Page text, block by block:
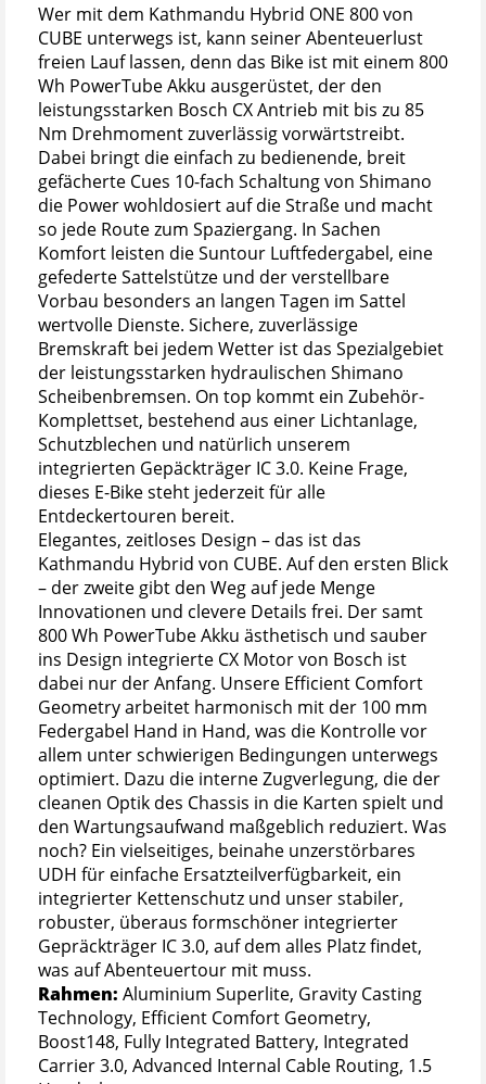
Wer mit dem Kathmandu Hybrid ONE 800 von
CUBE unterwegs ist, kann seiner Abenteuerlust
freien Lauf lassen, denn das Bike ist mit einem 800
Wh PowerTube Akku ausgerüstet, der den
leistungsstarken Bosch CX Antrieb mit bis zu 85
Nm Drehmoment zuverlässig vorwärtstreibt.
Dabei bringt die einfach zu bedienende, breit
gefächerte Cues 10-fach Schaltung von Shimano
die Power wohldosiert auf die Straße und macht
so jede Route zum Spaziergang. In Sachen
Komfort leisten die Suntour Luftfedergabel, eine
gefederte Sattelstütze und der verstellbare
Vorbau besonders an langen Tagen im Sattel
wertvolle Dienste. Sichere, zuverlässige
Bremskraft bei jedem Wetter ist das Spezialgebiet
der leistungsstarken hydraulischen Shimano
Scheibenbremsen. On top kommt ein Zubehör-
Komplettset, bestehend aus einer Lichtanlage,
Schutzblechen und natürlich unserem
integrierten Gepäckträger IC 3.0. Keine Frage,
dieses E-Bike steht jederzeit für alle
Entdeckertouren bereit.
Elegantes, zeitloses Design – das ist das
Kathmandu Hybrid von CUBE. Auf den ersten Blick
– der zweite gibt den Weg auf jede Menge
Innovationen und clevere Details frei. Der samt
800 Wh PowerTube Akku ästhetisch und sauber
ins Design integrierte CX Motor von Bosch ist
dabei nur der Anfang. Unsere Efficient Comfort
Geometry arbeitet harmonisch mit der 100 mm
Federgabel Hand in Hand, was die Kontrolle vor
allem unter schwierigen Bedingungen unterwegs
optimiert. Dazu die interne Zugverlegung, die der
cleanen Optik des Chassis in die Karten spielt und
den Wartungsaufwand maßgeblich reduziert. Was
noch? Ein vielseitiges, beinahe unzerstörbares
UDH für einfache Ersatzteilverfügbarkeit, ein
integrierter Kettenschutz und unser stabiler,
robuster, überaus formschöner integrierter
Gepräckträger IC 3.0, auf dem alles Platz findet,
was auf Abenteuertour mit muss.
Rahmen: Aluminium Superlite, Gravity Casting
Technology, Efficient Comfort Geometry,
Boost148, Fully Integrated Battery, Integrated
Carrier 3.0, Advanced Internal Cable Routing, 1.5